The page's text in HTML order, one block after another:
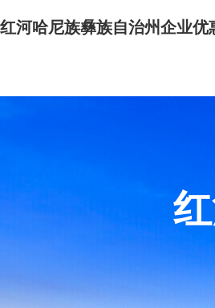
红河哈尼族彝族自治州企业优